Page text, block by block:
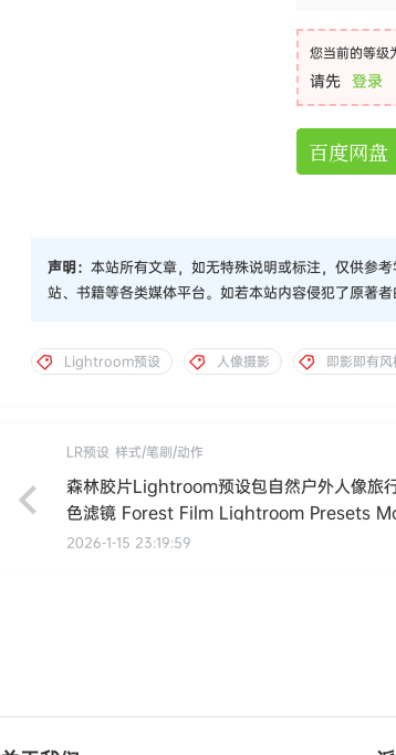
您当前的等级
请先 登录
百度网盘
声明： 本站所有文章，如无特殊说明或标注，仅供参
站、书籍等各类媒体平台。如若本站内容侵犯了原著者
Lightroom预设 人像摄影 即影即有风
LR预设 样式/笔刷/动作
森林胶片Lightroom预设包自然户外人像旅
色滤镜 Forest Film Lightroom Presets
2026-1-15 23:19:59